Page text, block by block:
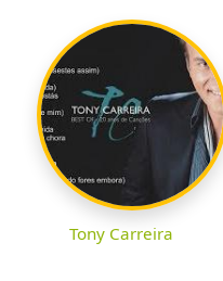
Tony Carreira